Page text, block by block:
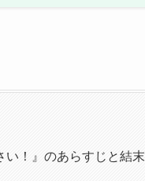
い！』のあらすじと結末